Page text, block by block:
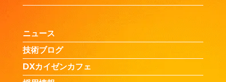
ニュース
技術ブログ
DXカイゼンカフェ